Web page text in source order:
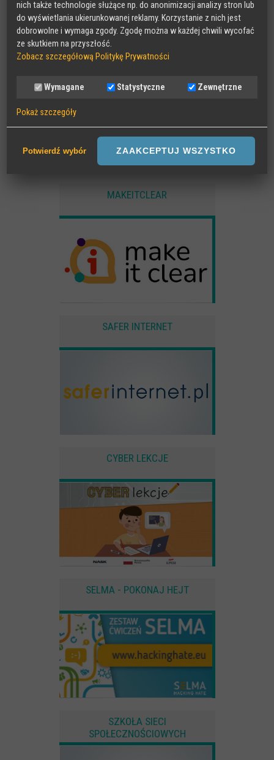
MAKEITCLEAR
SAFER INTERNET
CYBER LEKCJE
SELMA - POKONAJ HEJT
SZKOŁA SIECI
SPOŁECZNOŚCIOWYCH
nich także technologie służące np. do anonimizacji analizy stron lub
do wyświetlania ukierunkowanej reklamy. Korzystanie z nich jest
dobrowolne i wymaga zgody. Zgodę można w każdej chwili wycofać
ze skutkiem na przyszłość.
Zobacz szczegółową Politykę Prywatności
Wymagane Statystyczne Zewnętrzne
Pokaż szczegóły
Sesyjne pliki Cookies wymagane do działania strony,
przechowywane podczas wizyty na stronie, np zapamiętany wybór
Anonimowe statystyki odwiedzin strony oraz zachowania
Pliki Cookies od zewnętrznych dostawców usług takich jak filmy
Potwierdź wybór ZAAKCEPTUJ WSZYSTKO